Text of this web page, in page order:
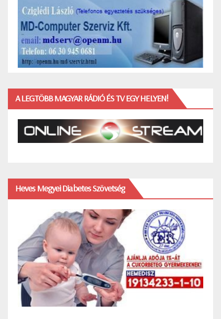
A LEGTÖBB MAGYAR RÁDIÓ ÉS TV EGY HELYEN!
Heves Megyei Diabetes Szövetség